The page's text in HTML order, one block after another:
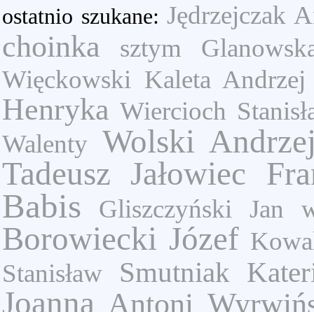
ostatnio szukane: Jędrzejczak
choinka sztym
Więckowski Kaleta Andrzej
Henryka Wiercioch
Walenty Wolski
Tadeusz Jałowiec
Babis Gliszczyński Jan
Borowiecki Józef
Stanisław
Smutniak
Joanna Antoni